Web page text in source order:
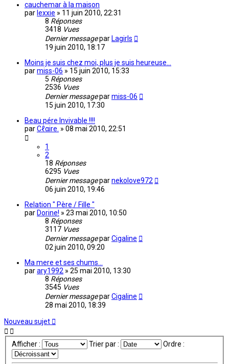
cauchemar à la maison
par lexxie » 11 juin 2010, 22:31
8 Réponses
3418 Vues
Dernier messagepar Lagirls
19 juin 2010, 18:17
Moins je suis chez moi, plus je suis heureuse...
parmiss-06 » 15 juin 2010, 15:33
5 Réponses
2536 Vues
Dernier messageparmiss-06
15 juin 2010, 17:30
Beau pére Invivable !!!!
parCℓαire. » 08 mai 2010, 22:51
1
2
18 Réponses
6295 Vues
Dernier messageparnekolove972
06 juin 2010, 19:46
Relation " Père / Fille "
par Dorine! » 23 mai 2010, 10:50
8 Réponses
3117 Vues
Dernier messageparCigaline
02 juin 2010, 09:20
Ma mere et ses chums...
parary1992 » 25 mai 2010, 13:30
8 Réponses
3545 Vues
Dernier messageparCigaline
28 mai 2010, 18:39
Nouveau sujet
Afficher : Trier par : Ordre :